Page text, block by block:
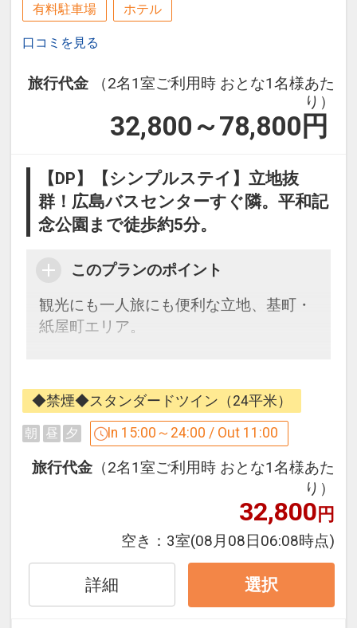
有料駐車場 ホテル
口コミを見る
旅行代金
（2名1室ご利用時 おとな1名様あた
り）
32,800～78,800 円
【DP】【シンプルステイ】立地抜
群！広島バスセンターすぐ隣。平和記
念公園まで徒歩約5分。
このプランのポイント
観光にも一人旅にも便利な立地、基町・
紙屋町エリア。
着）隣接という
分かりやすい抜群の立地で、迷わず楽々
チェックイン。
皆様の貴重な時間をしっかりとサポート
いたします。
・客室は全て14階、22平米以上
・バスルームには、女性に嬉しい拡大鏡
・ズボンプレッサー、加湿空気清浄機完
備
◆禁煙◆スタンダードツイン（24平米）
朝 昼 夕 In 15:00～24:00 / Out 11:00
旅行代金 （2名1室ご利用時 おとな1名様あた
り）
32,800円
空き： 3室(08月08日06:08時点)
詳細 選択